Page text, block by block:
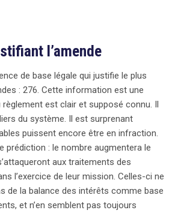
l’amende
de base légale qui justifie le plus
: 276. Cette information est une
règlement est clair et supposé connu. Il
du système. Il est surprenant
puissent encore être en infraction.
prédiction : le nombre augmentera le
aux traitements des
l’exercice de leur mission. Celles-ci ne
de la balance des intérêts comme base
et n’en semblent pas toujours